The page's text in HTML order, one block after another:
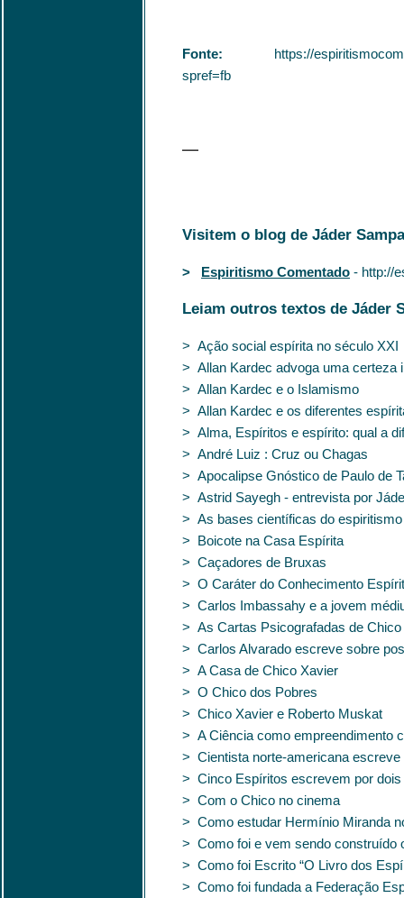
Fonte: https://
spref=fb
—
Visitem o blog de Jáder
> Espiritismo Comentado - http://
Leiam outros textos de Jáder
> Ação social espírita no século XXI
> Allan Kardec advoga uma certeza
> Allan Kardec e o Islamismo
> Allan Kardec e os diferentes
> Alma, Espíritos e espírito: qual a
> André Luiz : Cruz ou Chagas
> Apocalipse Gnóstico de Paulo de
> Astrid Sayegh - entrevista por
> As bases científicas do espiritismo
> Boicote na Casa Espírita
> Caçadores de Bruxas
> O Caráter do Conhecimento
> Carlos Imbassahy e a jovem
> As Cartas Psicografadas de Chico
> Carlos Alvarado escreve sobre
> A Casa de Chico Xavier
> O Chico dos Pobres
> Chico Xavier e Roberto Muskat
> A Ciência como empreendimento
> Cientista norte-americana
> Cinco Espíritos escrevem por
> Com o Chico no cinema
> Como estudar Hermínio Miranda
> Como foi e vem sendo construído
> Como foi Escrito “O Livro dos
> Como foi fundada a Federação